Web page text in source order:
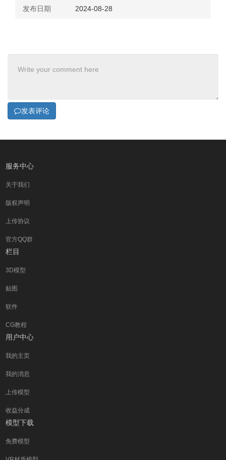
发布日期 2024-08-28
发表评论
服务中心
关于我们
版权声明
上传协议
官方QQ群
栏目
3D模型
贴图
软件
CG教程
用户中心
我的主页
我的消息
上传模型
收益分成
模型下载
免费模型